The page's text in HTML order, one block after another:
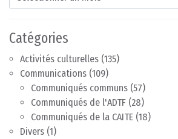
Catégories
Activités culturelles (135)
Communications (109)
Communiqués communs (57)
Communiqués de l'ADTF (28)
Communiqués de la CAITE (18)
Divers (1)